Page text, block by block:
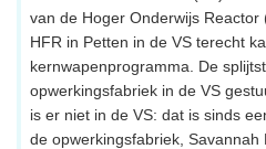
van de Hoger Onderwijs
HFR in Petten in de VS terecht
kernwapenprogramma. De
opwerkingsfabriek in de VS
is er niet in de VS: dat is sinds
de opwerkingsfabriek, Savannah